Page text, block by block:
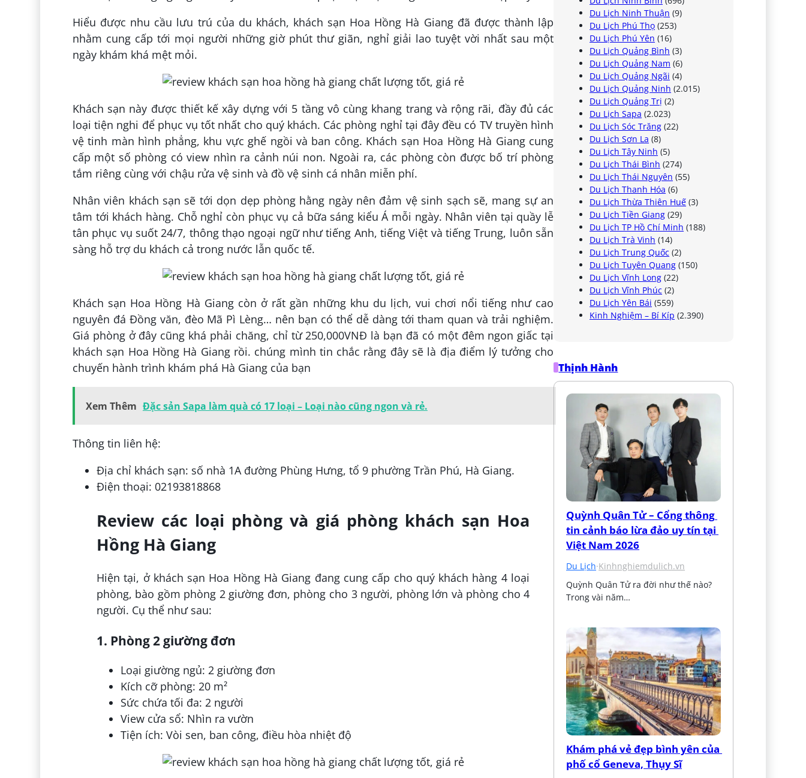
Hiểu được nhu cầu lưu trú của du khách, khách sạn Hoa Hồng Hà Giang đã được thành lập
nhằm cung cấp tới mọi người những giờ phút thư giãn, nghỉ giải lao tuyệt vời nhất sau một
ngày khám khá mệt mỏi.
Khách sạn này được thiết kế xây dựng với 5 tầng vô cùng khang trang và rộng rãi, đầy đủ các
loại tiện nghi để phục vụ tốt nhất cho quý khách. Các phòng nghỉ tại đây đều có TV truyền hình
vệ tinh màn hình phẳng, khu vực ghế ngồi và ban công. Khách sạn Hoa Hồng Hà Giang cung
cấp một số phòng có view nhìn ra cảnh núi non. Ngoài ra, các phòng còn được bố trí phòng
tắm riêng cùng với chậu rửa vệ sinh và đồ vệ sinh cá nhân miễn phí.
Nhân viên khách sạn sẽ tới dọn dẹp phòng hằng ngày nên đảm vệ sinh sạch sẽ, mang sự an
tâm tới khách hàng. Chỗ nghỉ còn phục vụ cả bữa sáng kiểu Á mỗi ngày. Nhân viên tại quầy lễ
tân phục vụ suốt 24/7, thông thạo ngoại ngữ như tiếng Anh, tiếng Việt và tiếng Trung, luôn sẵn
sàng hỗ trợ du khách cả trong nước lẫn quốc tế.
Khách sạn Hoa Hồng Hà Giang còn ở rất gần những khu du lịch, vui chơi nổi tiếng như cao
nguyên đá Đồng văn, đèo Mã Pì Lèng… nên bạn có thể dễ dàng tới tham quan và trải nghiệm.
Giá phòng ở đây cũng khá phải chăng, chỉ từ 250,000VNĐ là bạn đã có một đêm ngon giấc tại
khách sạn Hoa Hồng Hà Giang rồi. chúng mình tin chắc rằng đây sẽ là địa điểm lý tưởng cho
chuyến hành trình khám phá Hà Giang của bạn
Xem Thêm Đặc sản Sapa làm quà có 17 loại – Loại nào cũng ngon và rẻ.
Thông tin liên hệ:
Địa chỉ khách sạn: số nhà 1A đường Phùng Hưng, tổ 9 phường Trần Phú, Hà Giang.
Điện thoại: 02193818868
Review các loại phòng và giá phòng khách sạn Hoa
Hồng Hà Giang
Hiện tại, ở khách sạn Hoa Hồng Hà Giang đang cung cấp cho quý khách hàng 4 loại
phòng, bào gồm phòng 2 giường đơn, phòng cho 3 người, phòng lớn và phòng cho 4
người. Cụ thể như sau:
1. Phòng 2 giường đơn
Loại giường ngủ: 2 giường đơn
Kích cỡ phòng: 20 m²
Sức chứa tối đa: 2 người
View cửa sổ: Nhìn ra vườn
Tiện ích: Vòi sen, ban công, điều hòa nhiệt độ
Du Lịch Ninh Thuận (9)
Du Lịch Phú Thọ (253)
Du Lịch Phú Yên (16)
Du Lịch Quảng Bình (3)
Du Lịch Quảng Nam (6)
Du Lịch Quảng Ngãi (4)
Du Lịch Quảng Ninh (2.015)
Du Lịch Quảng Trị (2)
Du Lịch Sapa (2.023)
Du Lịch Sóc Trăng (22)
Du Lịch Sơn La (8)
Du Lịch Tây Ninh (5)
Du Lịch Thái Bình (274)
Du Lịch Thái Nguyên (55)
Du Lịch Thanh Hóa (6)
Du Lịch Thừa Thiên Huế (3)
Du Lịch Tiền Giang (29)
Du Lịch TP Hồ Chí Minh (188)
Du Lịch Trà Vinh (14)
Du Lịch Trung Quốc (2)
Du Lịch Tuyên Quang (150)
Du Lịch Vĩnh Long (22)
Du Lịch Vĩnh Phúc (2)
Du Lịch Yên Bái (559)
Kinh Nghiệm – Bí Kíp (2.390)
Thịnh Hành
Quỳnh Quân Tử – Cổng thông
tin cảnh báo lừa đảo uy tín tại
Việt Nam 2026
Du Lịch·Kinhnghiemdulich.vn
Quỳnh Quân Tử ra đời như thế nào?
Trong vài năm…
Khám phá vẻ đẹp bình yên của
phố cổ Geneva, Thụy Sĩ